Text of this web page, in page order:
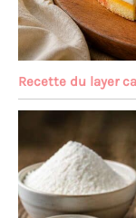
Recette du layer